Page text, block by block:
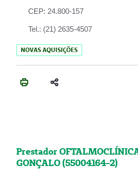
CEP: 24.800-157
Tel.: (21) 2635-4507
NOVAS AQUISIÇÕES
Prestador
GONÇALO (55004164-2)